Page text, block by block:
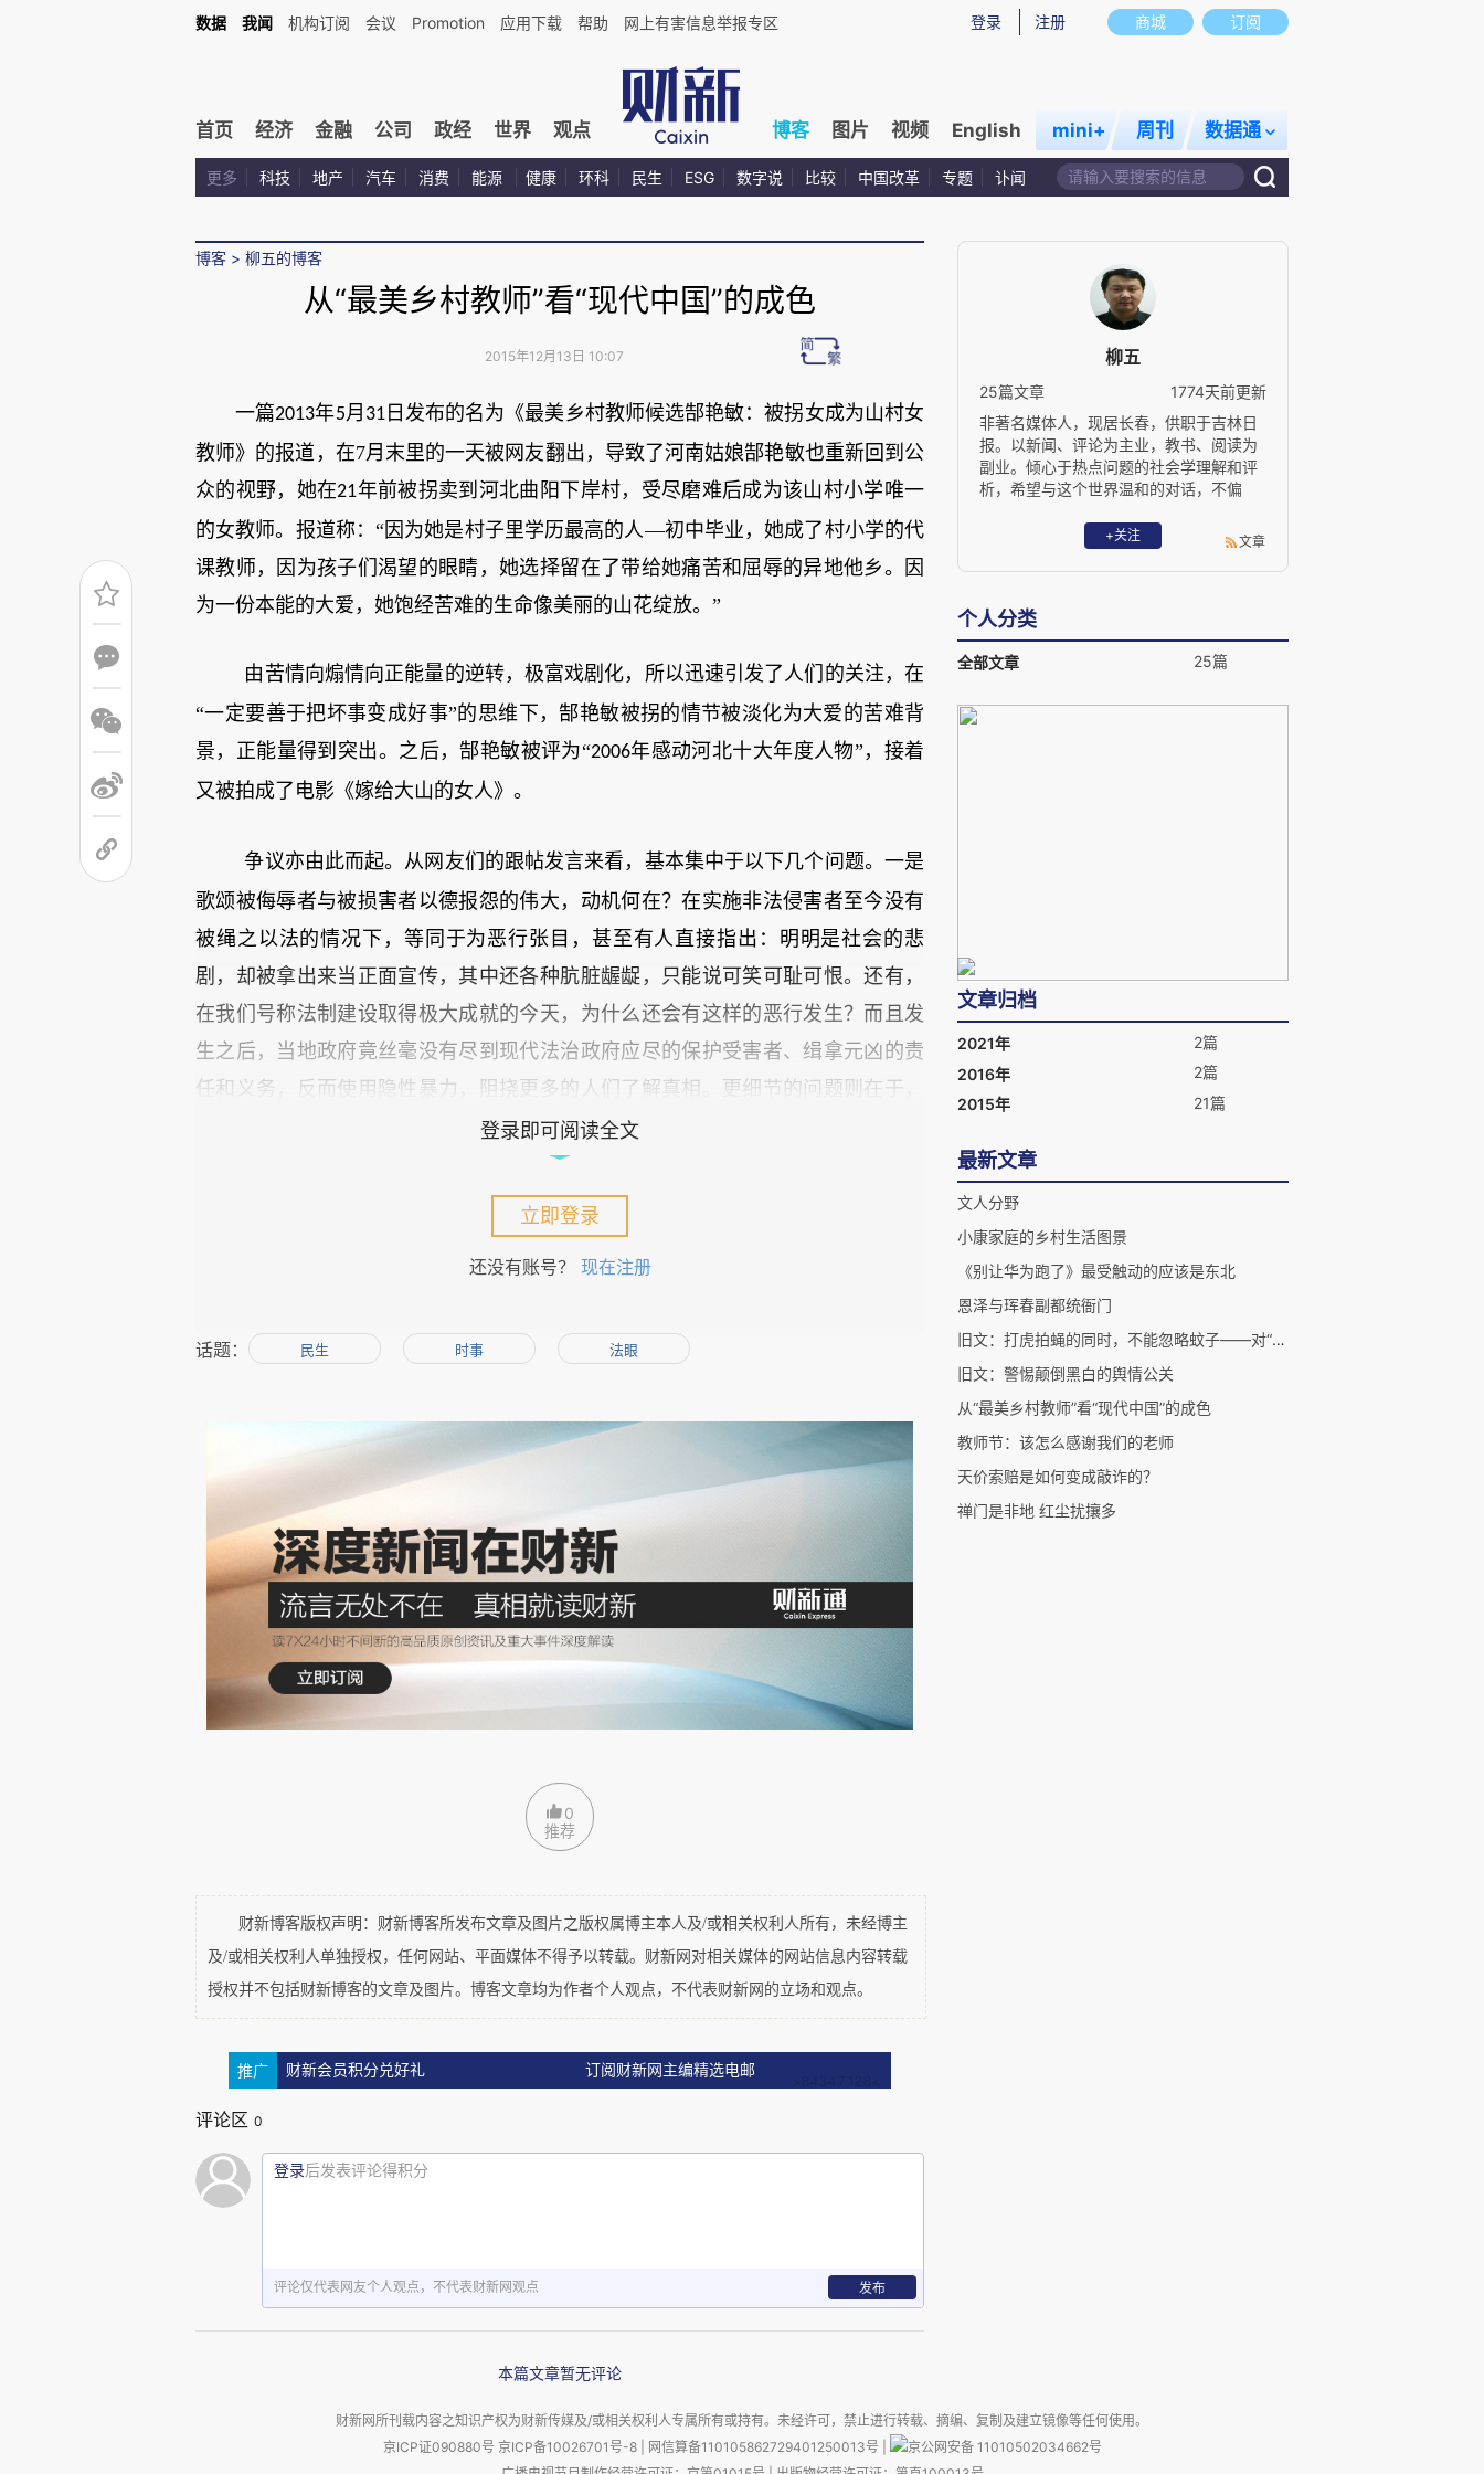
商城 订阅
登录 注册
数据 我闻 机构订阅 会议 Promotion 应用下载 帮助 网上有害信息举报专区
首页 经济 金融 公司 政经 世界 观点 博客 图片 视频 English mini+ 周刊 数据通
更多 科技 地产 汽车 消费 能源 健康 环科 民生 ESG 数字说 比较 中国改革 专题 讣闻
博客 > 柳五的博客
从“最美乡村教师”看“现代中国”的成色
2015年12月13日 10:07
一篇2013年5月 31日发布的名为《最美乡村教师候选郜艳敏：被拐女成为山村女
教师》的报道，在7月末里的一天被网友翻出，导致了河南姑娘郜艳敏也重新回到公
众的视野，她在21年前被拐卖到河北曲阳下岸村，受尽磨难后成为该山村小学唯一
的女教师。报道称：“因为她是村子里学历最高的人—初中毕业，她成了村小学的代
课教师，因为孩子们渴望的眼睛，她选择留在了带给她痛苦和屈辱的异地他乡。因
为一份本能的大爱，她饱经苦难的生命像美丽的山花绽放。”
由苦情向煽情向正能量的逆转，极富戏剧化，所以迅速引发了人们的关注，在
“一定要善于把坏事变成好事”的思维下，郜艳敏被拐的情节被淡化为大爱的苦难背
景，正能量得到突出。之后，郜艳敏被评为“2006年感动河北十大年度人物”，接着
又被拍成了电影《嫁给大山的女人》。
争议亦由此而起。从网友们的跟帖发言来看，基本集中于以下几个问题。一是
歌颂被侮辱者与被损害者以德报怨的伟大，动机何在？在实施非法侵害者至今没有
被绳之以法的情况下，等同于为恶行张目，甚至有人直接指出：明明是社会的悲
剧，却被拿出来当正面宣传，其中还各种肮脏龌龊，只能说可笑可耻可恨。还有，
在我们号称法制建设取得极大成就的今天，为什么还会有这样的恶行发生？而且发
生之后，当地政府竟丝毫没有尽到现代法治政府应尽的保护受害者、缉拿元凶的责
任和义务，反而使用隐性暴力，阻挠更多的人们了解真相。更细节的问题则在于，
该不该通过法律手段回溯追究，还郜艳敏以迟来的正义……
人性是复杂的，现实社会由不同的人组成，人性的不同侧面经过叠加和交织，
无疑会令很多事情更加扑溯迷离，所以才会出现如作家阎连科所说的：作家有多大
的想象力都无法超越现实本身的疯狂、炸裂和传奇。这一判断在“最美乡村女教师”
先是愤怒，而后是因愤怒而谩骂，在海量评论中，能故作出中肯的分析和评论者，
的分析，开出自己认为是最恰当的药方。
问题在于，对于一个个体命运的血泪悲欢，键盘侠们的纸上谈兵又能接得上多
少现实的地气呢？批评是非常容易的，但是要知道，在这片土地上，实际运行的逻
辑与我们想当然的并不一定相符，如好心很可能办出坏事，现实生活中也从来不缺
乏出人意外的戏剧性变化，很多东西匪夷所思，但却有其自洽的逻辑，将所有参与
买卖郜艳敏的人绳之以法，并不一定换来郜艳敏想要的正义，围观者想要的正义与
当事人想要的争议不一定是完全重合的，而且这也不是一个单纯的法律问题，只要
依照法条就可以万事大吉，或者吏治腐败、为官不为，基层治理失效等问题。
我们需要把这件事放到一个相对宏观的社会变迁与转型的背景下来认知，这其
中当然也包括中国社会法治化的进程问题。
如果说中国的现代化过程一个最重要的表现就是农业社会向工业化社会，乃至
信息化社会过渡，那么生产关系也要自然要由小农经济新条件下的熟人社会向工业
化、信息化社会条件下陌生人社会转变。但是这个过程是由沿海向内地的逐渐工业
化和信息化来实现的，这造成了中国社会发展的一个最明显的特征，就是地区发展
的不平衡。
不平衡到什么程度？就以河北而论，紧邻首都北京这个国际化的大都市，可以
说是这个国家最先进的模范城市，但谁能想到不远处的河北农村，竟然有地方贫困
到要靠拐卖妇女来解决适龄男青年们的婚姻问题。也就是说，我们现实的发展都是
千年的日常逻辑和规则，根据这个规则，人情世故的作用要远远大于抽象的法律规
造成的结果，就是我们要用相对现代化的思维，来试图理解前现代环境下所发
登录即可阅读全文
立即登录
还没有账号？ 现在注册
话题： 民生 时事 法眼
0
推荐
财新博客版权声明：财新博客所发布文章及图片之版权属博主本人及/或相关权利人所有，未经博主
及/或相关权利人单独授权，任何网站、平面媒体不得予以转载。财新网对相关媒体的网站信息内容转载
授权并不包括财新博客的文章及图片。博客文章均为作者个人观点，不代表财新网的立场和观点。
推广 财新会员积分兑好礼 订阅财新网主编精选电邮
评论区 0
登录后发表评论得积分
评论仅代表网友个人观点，不代表财新网观点 发布
本篇文章暂无评论
柳五
25篇文章
1774天前更新
非著名媒体人，现居长春，供职于吉林日
报。以新闻、评论为主业，教书、阅读为
副业。倾心于热点问题的社会学理解和评
析，希望与这个世界温和的对话，不偏
+关注 文章
个人分类
全部文章 25篇
文章归档
2021年
2篇
2016年
2篇
2015年
21篇
最新文章
文人分野
小康家庭的乡村生活图景
《别让华为跑了》最受触动的应该是东北
恩泽与珲春副都统衙门
旧文：打虎拍蝇的同时，不能忽略蚊子——对“辞职也要办婚宴”的村干部不需要同情
旧文：警惕颠倒黑白的舆情公关
从“最美乡村教师”看“现代中国”的成色
教师节：该怎么感谢我们的老师
天价索赔是如何变成敲诈的？
禅门是非地 红尘扰攘多
财新网所刊载内容之知识产权为财新传媒及/或相关权利人专属所有或持有。未经许可，禁止进行转载、摘编、复制及建立镜像等任何使用。
京ICP证090880号 京ICP备10026701号-8 网信算备110105862729401250013号
京公网安备 11010502034662号